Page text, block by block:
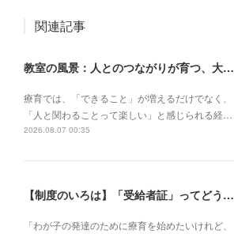
関連記事
教室の風景：人とのつながりが育つ、大切な一瞬🌼
療育では、「できること」が増えるだけでなく、
「人と関わることって楽しい」と感じられる経…
2026.08.07 00:35
【制度のいろは】「受給者証」ってどう取るの？申請の流れと、てらぴぁぽけっとの安心サポート✨
「わが子の発達のために療育を始めたいけれど、